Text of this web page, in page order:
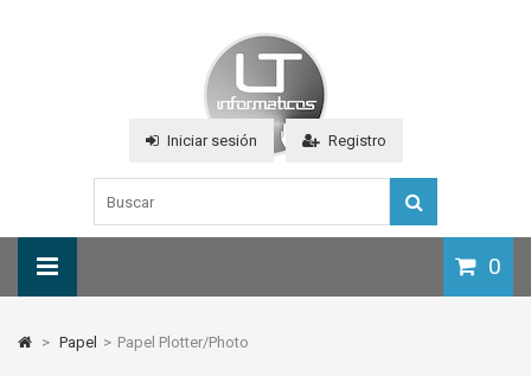
Iniciar sesión Registro
0
> Papel > Papel Plotter/Photo